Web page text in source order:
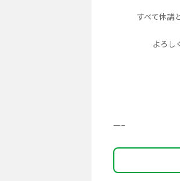
すべて休講と
よろしくお
碩学
—–